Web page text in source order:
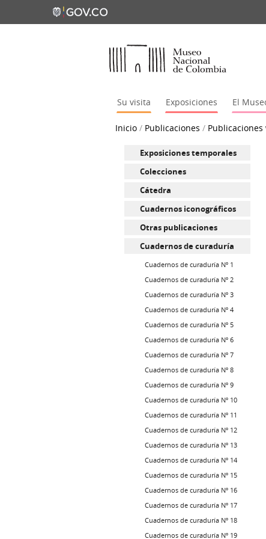
Su visita Exposiciones El
Inicio / Publicaciones /
Exposiciones temporales
Colecciones
Cátedra
Cuadernos iconográficos
Otras publicaciones
Cuadernos de curaduría
Cuadernos de curaduría Nº 1
Cuadernos de curaduría Nº 2
Cuadernos de curaduría Nº 3
Cuadernos de curaduría Nº 4
Cuadernos de curaduría Nº 5
Cuadernos de curaduría Nº 6
Cuadernos de curaduría Nº 7
Cuadernos de curaduría Nº 8
Cuadernos de curaduría Nº 9
Cuadernos de curaduría Nº 10
Cuadernos de curaduría Nº 11
Cuadernos de curaduría Nº 12
Cuadernos de curaduría Nº 13
Cuadernos de curaduría Nº 14
Cuadernos de curaduría Nº 15
Cuadernos de curaduría Nº 16
Cuadernos de curaduría Nº 17
Cuadernos de curaduría Nº 18
Cuadernos de curaduría Nº 19